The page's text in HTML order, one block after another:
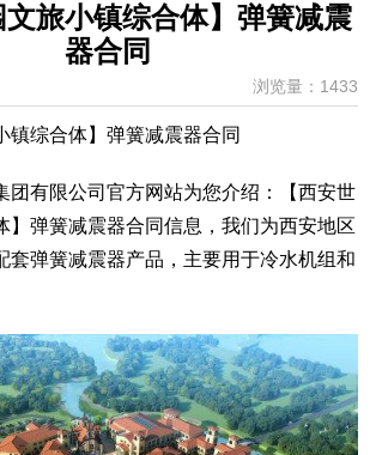
文旅小镇综合体】弹簧减震
器合同
浏览量：1433
镇综合体】弹簧减震器合同
团有限公司官方网站为您介绍：【西安世
】弹簧减震器合同信息，我们为西安地区
套弹簧减震器产品，主要用于冷水机组和